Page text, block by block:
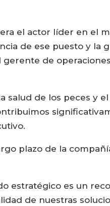
el actor líder en el
de ese puesto y la
de
salud de los peces y
plazo de la
estratégico es un
de nuestras